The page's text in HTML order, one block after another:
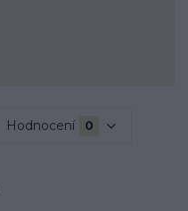
Hodnocení 0